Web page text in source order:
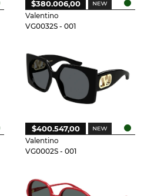
Valentino
VG0032S - 001
$380.006,00
Valentino
VG0002S - 001
$400.547,00